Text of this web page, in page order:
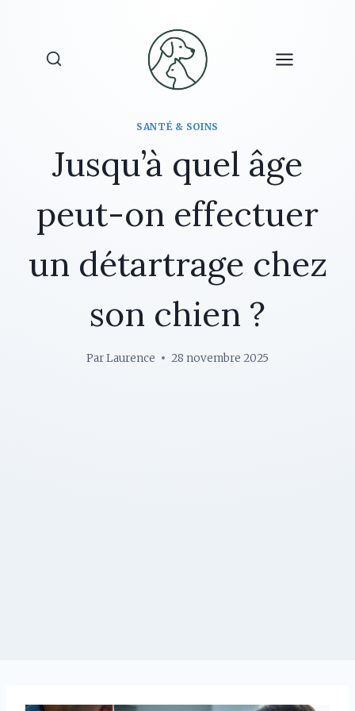
contenu
SANTÉ & SOINS
Jusqu’à quel âge
peut-on effectuer
un détartrage chez
son chien ?
ParLaurence 28 novembre 2025